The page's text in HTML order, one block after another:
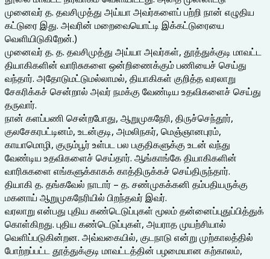
முனைவர் த. தவசிமுத்து அய்யா அவர்களைப் பற்றி நான் எழுதிய
கட்டுரை இது. அவரின் மறைவையொட்டி இக்கட்டுரையை
வெளியிடுகிறேன்.)
முனைவர் த. த. தவசிமுத்து அய்யா அவர்கள், தூத்துக்குடி மாவட்ட
தியாகிகளின் வாரிசுகளை ஒன்றிணைக்கும் பணியைச் செய்து
வந்தார். அதோடுமட்டுமல்லாமல், தியாகிகள் குறித்த வரலாறு
சேகரிக்கச் சென்றால் அவர் நமக்கு வேண்டிய உதவிகளைச் செய்து
தருவார்.
நான் களப்பணி சென்றபோது, ஆறுமுகநேரி, திருச்செந்தூர்,
குலசேகரபட்டினம், உடன்குடி, அமலிநகர், மெஞ்ஞானபுரம்,
காயாமொழி, குரும்பூர் உள்பட பல பகுதிகளுக்கு உடன் வந்து
வேண்டிய உதவிகளைச் செய்தார். ஆங்காங்கே தியாகிகளின்
வாரிசுகளை எங்களுக்காகக் காத்திருக்கச் செய்திருந்தார்.
தியாகி த. தங்கவேல் நாடார் – த. சண்முகக்கனி தம்பதியருக்கு
மகனாய் ஆறுமுகநேரியில் பிறந்தவர் இவர்.
வரலாறு என்பது புதிய கண்டெடுப்புகள் மூலம் தன்னைப்புதுப்பித்துக்
கொள்கிறது. புதிய கண்டெடுப்புகள், அயராத முயற்சியால்
வெளிப்படுகின்றன. அவ்வகையில், குடநாடு என்று முற்காலத்தில்
போற்றப்பட்ட தூத்துக்குடி மாவட்டத்தின் பழமையான கற்காலம்,